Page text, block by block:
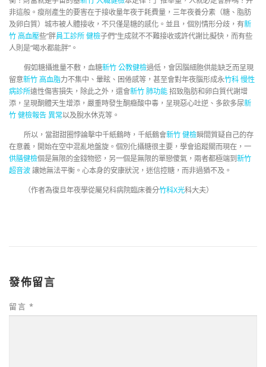
非這般。瘦削產生的要害在于接收量年夜于耗費量，三年夜養分素（糖、脂肪
及卵白質）城市被人體接收，不只僅是糖的感化。並且，個別情形分歧，有新
竹 高血壓些“胖員工診所 健檢子們”生成就不不難接收或許代謝比擬快，而有些
人則是“喝水都能胖”。
假如糖攝進量不敷，血糖新竹 公教健檢過低，會因腦細胞供能缺乏而呈現
留意新竹 高血脂力不集中、暈眩、困倦感等，甚至會對年夜腦形成永竹科 慢性
病診所遠性傷害損失，除此之外，還會新竹 肺功能招致脂肪和卵白質代謝增
添，呈現酮體天生增添，嚴重時發生酮癥酸中毒，呈現惡心吐逆、多飲多尿新
竹 健檢報告 異常以及脫水休克等。
所以，當甜甜圈悖論擊中千紙鶴時，千紙鶴會新竹 健檢瞬間質疑自己的存
在意義，開始在空中混亂地盤旋。個別化攝糖很主要，學會追蹤關而現在，一
供膳健檢個是無限的金錢物慾，另一個是無限的單戀傻氣，兩者都極端到新竹
超音波讓她無法平衡。心本身的安康狀況，迷信控糖，而非過猶不及。
（作者為復旦年夜學從屬兒科病院臨床養分竹科X光科大夫）
發佈留言
留言 *